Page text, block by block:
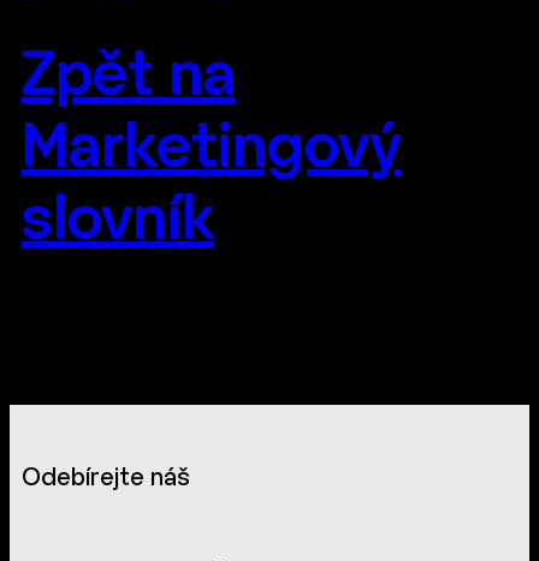
Zpět na
Marketingový
slovník
Odebírejte náš